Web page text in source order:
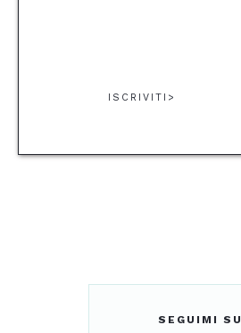
ISCRIVITI>
SEGUIMI SU